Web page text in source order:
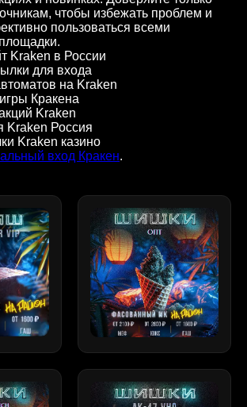
чтобы избежать проблем и
пользоваться всеми
Kraken в России
для входа
на Kraken
Кракена
Kraken
Kraken Россия
Kraken казино
вход Кракен.